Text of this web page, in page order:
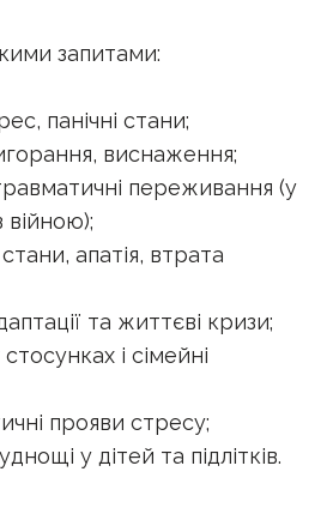
запитами:
панічні стани;
виснаження;
переживання (у
війною);
апатія, втрата
та життєві кризи;
і сімейні
прояви стресу;
у дітей та підлітків.